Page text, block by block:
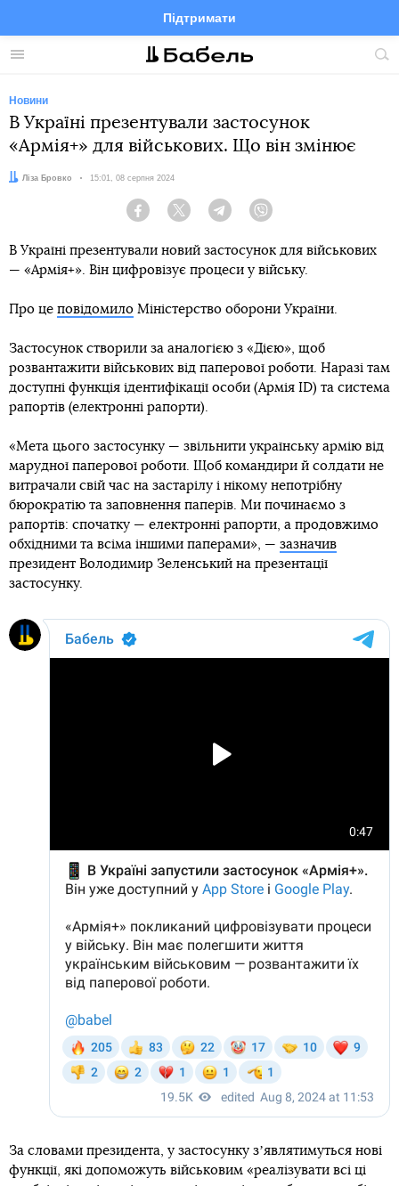
Меню
Підтримати
FacebookTelegramTwitter
Новини
В Україні презентували застосунок
«Армія+» для військових. Що він змінює
Автор:
Ліза Бровко Дата:
15:01, 08 серпня 2024
Facebook Twitter Telegram
В Україні презентували новий застосунок для військових
— «Армія+». Він цифровізує процеси у війську.
Про це повідомило Міністерство оборони України.
Застосунок створили за аналогією з «Дією», щоб
розвантажити військових від паперової роботи. Наразі там
доступні функція ідентифікації особи (Армія ID) та система
рапортів (електронні рапорти).
«Мета цього застосунку — звільнити українську армію від
марудної паперової роботи. Щоб командири й солдати не
витрачали свій час на застарілу і нікому непотрібну
бюрократію та заповнення паперів. Ми починаємо з
рапортів: спочатку — електронні рапорти, а продовжимо
обхідними та всіма іншими паперами», — зазначив
президент Володимир Зеленський на презентації
застосунку.
За словами президента, у застосунку зʼявлятимуться нові
функції, які допоможуть військовим «реалізувати всі ці